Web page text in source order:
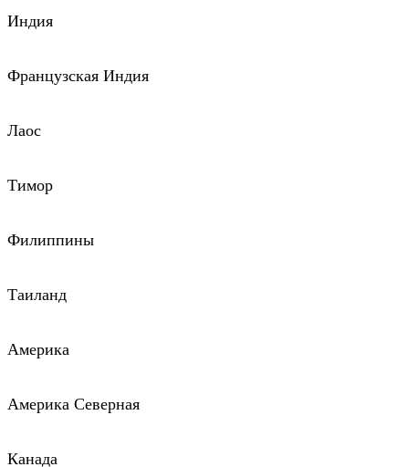
Индия
Французская Индия
Лаос
Тимор
Филиппины
Таиланд
Америка
Америка Северная
Канада